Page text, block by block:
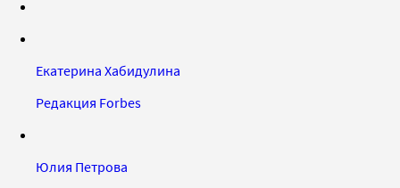
Екатерина Хабидулина
Редакция Forbes
Юлия Петрова